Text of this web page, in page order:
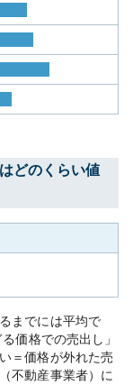
どのくらい値
までには平均で
価格での売出し」
＝価格が外れた売
不動産事業者）に